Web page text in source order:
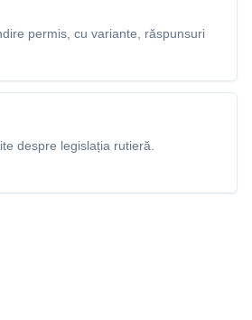
permis, cu variante, răspunsuri
despre legislația rutieră.